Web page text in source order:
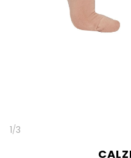
1/3